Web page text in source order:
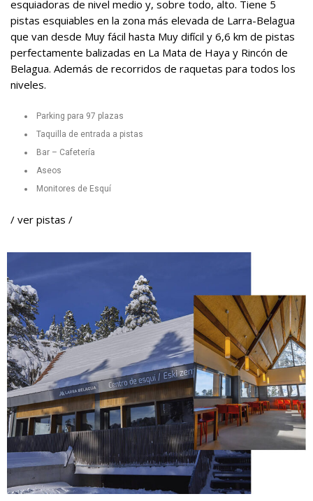
esquiadoras de nivel medio y, sobre todo, alto. Tiene 5
pistas esquiables en la zona más elevada de Larra-Belagua
que van desde Muy fácil hasta Muy difícil y 6,6 km de pistas
perfectamente balizadas en La Mata de Haya y Rincón de
Belagua. Además de recorridos de raquetas para todos los
niveles.
Parking para 97 plazas
Taquilla de entrada a pistas
Bar – Cafetería
Aseos
Monitores de Esquí
/ ver pistas /